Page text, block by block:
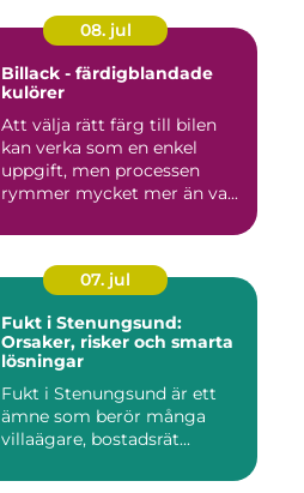
08. jul
Billack - färdigblandade
kulörer
Att välja rätt färg till bilen
kan verka som en enkel
uppgift, men processen
rymmer mycket mer än va...
07. jul
Fukt i Stenungsund:
Orsaker, risker och smarta
lösningar
Fukt i Stenungsund är ett
ämne som berör många
villaägare, bostadsrät...